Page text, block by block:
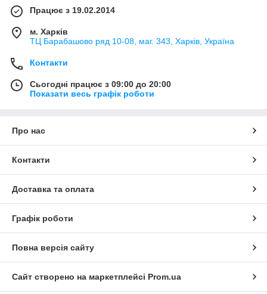
Працює з 19.02.2014
м. Харків
ТЦ Барабашово ряд 10-08, маг. 343, Харків, Україна
Контакти
Сьогодні працює з 09:00 до 20:00
Показати весь графік роботи
Про нас
Контакти
Доставка та оплата
Графік роботи
Повна версія сайту
Сайт створено на маркетплейсі Prom.ua